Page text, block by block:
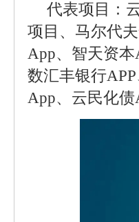
代表项目：
项目、马尔代
App、智天资本
数汇丰银行
App、云民化